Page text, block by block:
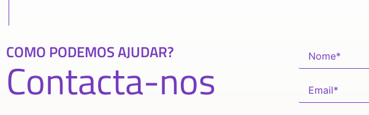
COMO PODEMOS AJUDAR?
Contacta-nos